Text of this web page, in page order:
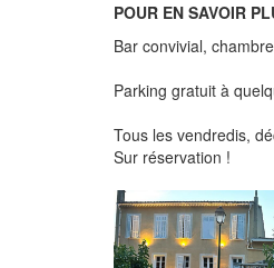
POUR EN SAVOIR
Bar convivial,
Parking gratuit à
Tous les vendredis,
Sur réservation !